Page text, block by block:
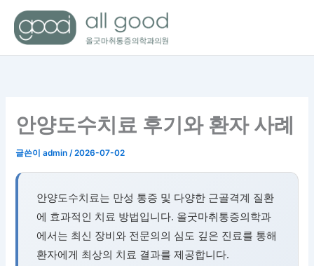
로
안양도수치료 후기와 환자 사례
글쓴이admin/2026-07-02
안양도수치료는 만성 통증 및 다양한 근골격계 질환
에 효과적인 치료 방법입니다. 올굿마취통증의학과
에서는 최신 장비와 전문의의 심도 깊은 진료를 통해
환자에게 최상의 치료 결과를 제공합니다.